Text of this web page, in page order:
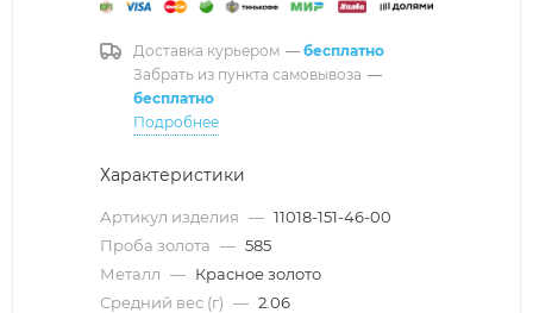
Доставка курьером — бесплатно
Забрать из пункта самовывоза —
бесплатно
Подробнее
Характеристики
Артикул изделия — 11018-151-46-00
Проба золота — 585
Металл — Красное золото
Средний вес (г) — 2.06